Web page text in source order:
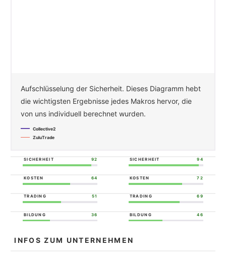
Aufschlüsselung der Sicherheit. Dieses Diagramm hebt
die wichtigsten Ergebnisse jedes Makros hervor, die
von uns individuell berechnet wurden.
Collective2
ZuluTrade
SICHERHEIT 92 SICHERHEIT 94
KOSTEN 64 KOSTEN 72
TRADING 51 TRADING 69
BILDUNG 36 BILDUNG 46
INFOS ZUM UNTERNEHMEN